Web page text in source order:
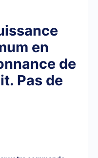
en
de
Pas de